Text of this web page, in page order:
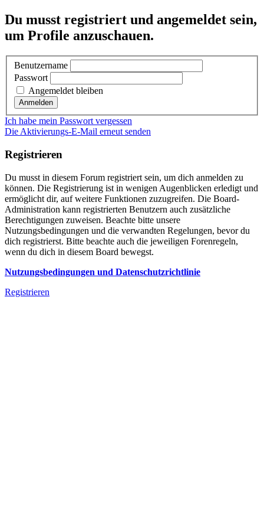
Du musst registriert und angemeldet sein,
um Profile anzuschauen.
Benutzername
Passwort
Angemeldet bleiben
Ich habe mein Passwort vergessen
Die Aktivierungs-E-Mail erneut senden
Registrieren
Du musst in diesem Forum registriert sein, um dich anmelden zu
können. Die Registrierung ist in wenigen Augenblicken erledigt und
ermöglicht dir, auf weitere Funktionen zuzugreifen. Die Board-
Administration kann registrierten Benutzern auch zusätzliche
Berechtigungen zuweisen. Beachte bitte unsere
Nutzungsbedingungen und die verwandten Regelungen, bevor du
dich registrierst. Bitte beachte auch die jeweiligen Forenregeln,
wenn du dich in diesem Board bewegst.
Nutzungsbedingungen und Datenschutzrichtlinie
Registrieren